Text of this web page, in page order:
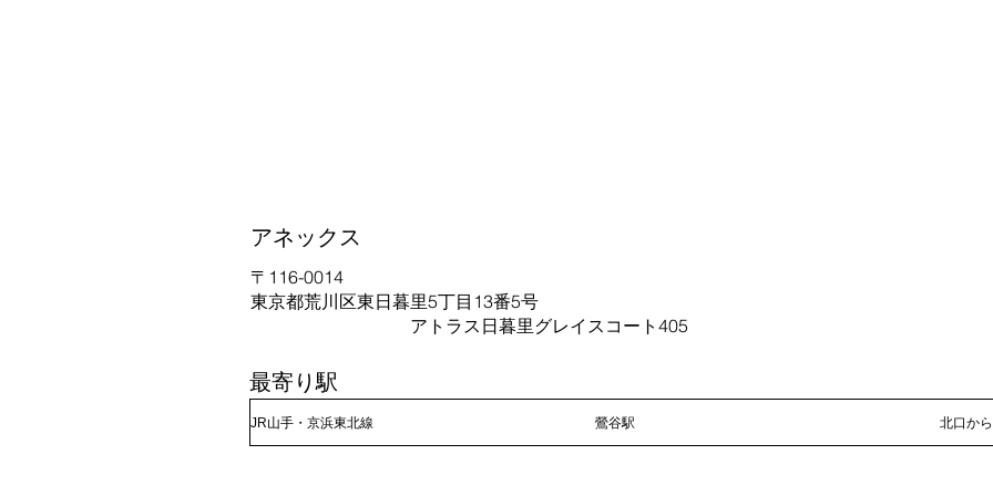
アネックス
〒116-0014
東京都荒川区東日暮里5丁目13番5号
アトラス日暮里グレイスコート405
最寄り駅
JR山手・京浜東北線 鶯谷駅 北口か